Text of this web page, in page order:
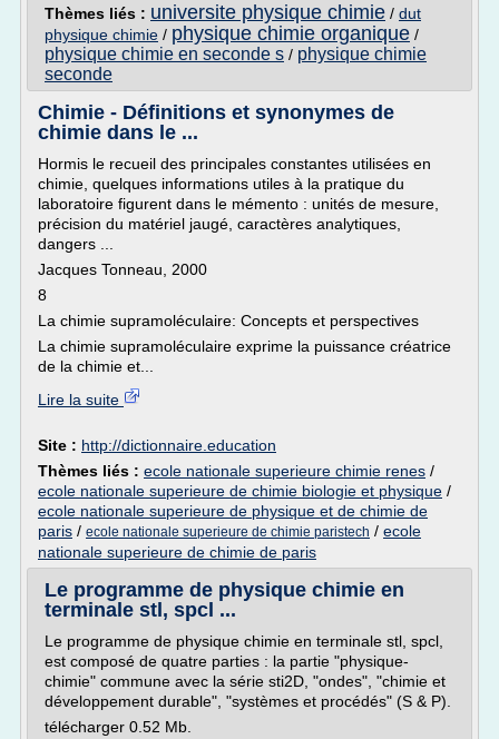
Thèmes liés : universite physique chimie / dut
physique chimie / physique chimie organique /
physique chimie en seconde s / physique chimie
seconde
Chimie - Définitions et synonymes de
chimie dans le ...
Hormis le recueil des principales constantes utilisées en
chimie, quelques informations utiles à la pratique du
laboratoire figurent dans le mémento : unités de mesure,
précision du matériel jaugé, caractères analytiques,
dangers ...
Jacques Tonneau, 2000
8
La chimie supramoléculaire: Concepts et perspectives
La chimie supramoléculaire exprime la puissance créatrice
de la chimie et...
Lire la suite
Site : http://dictionnaire.education
Thèmes liés : ecole nationale superieure chimie renes /
ecole nationale superieure de chimie biologie et physique /
ecole nationale superieure de physique et de chimie de
paris / ecole nationale superieure de chimie paristech / ecole
nationale superieure de chimie de paris
Le programme de physique chimie en
terminale stl, spcl ...
Le programme de physique chimie en terminale stl, spcl,
est composé de quatre parties : la partie "physique-
chimie" commune avec la série sti2D, "ondes", "chimie et
développement durable", "systèmes et procédés" (S & P).
télécharger 0.52 Mb.